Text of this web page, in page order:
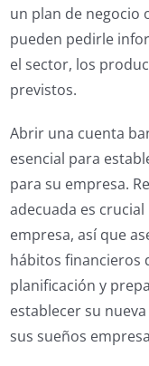
un plan de negocio
pueden pedirle
el sector, los
previstos.
Abrir una cuenta
esencial para
para su empresa.
adecuada es
empresa, así que
hábitos financieros
planificación y
establecer su
sus sueños